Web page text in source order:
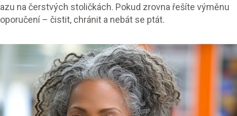
na čerstvých stoličkách. Pokud zrovna řešíte výměnu
– čistit, chránit a nebát se ptát.